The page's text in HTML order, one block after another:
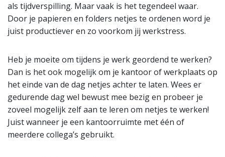
als tijdverspilling. Maar vaak is het tegendeel waar.
Door je papieren en folders netjes te ordenen word je
juist productiever en zo voorkom jij werkstress.
Heb je moeite om tijdens je werk geordend te werken?
Dan is het ook mogelijk om je kantoor of werkplaats op
het einde van de dag netjes achter te laten. Wees er
gedurende dag wel bewust mee bezig en probeer je
zoveel mogelijk zelf aan te leren om netjes te werken!
Juist wanneer je een kantoorruimte met één of
meerdere collega’s gebruikt.